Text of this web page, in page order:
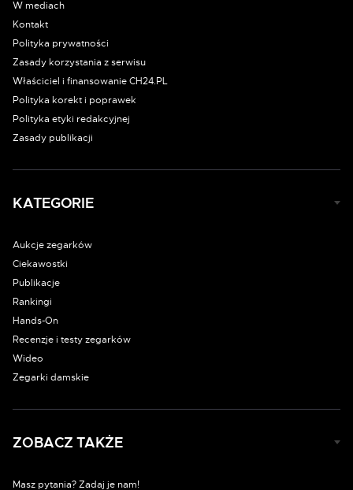
W mediach
Kontakt
Polityka prywatności
Zasady korzystania z serwisu
Właściciel i finansowanie CH24.PL
Polityka korekt i poprawek
Polityka etyki redakcyjnej
Zasady publikacji
KATEGORIE
Aukcje zegarków
Ciekawostki
Publikacje
Rankingi
Hands-On
Recenzje i testy zegarków
Wideo
Zegarki damskie
ZOBACZ TAKŻE
Masz pytania? Zadaj je nam!